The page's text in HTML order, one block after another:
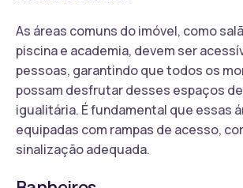
As áreas comuns do imóvel, como
piscina e academia, devem ser
pessoas, garantindo que todos os
possam desfrutar desses espaços
igualitária. É fundamental que essas
equipadas com rampas de acesso,
sinalização adequada.